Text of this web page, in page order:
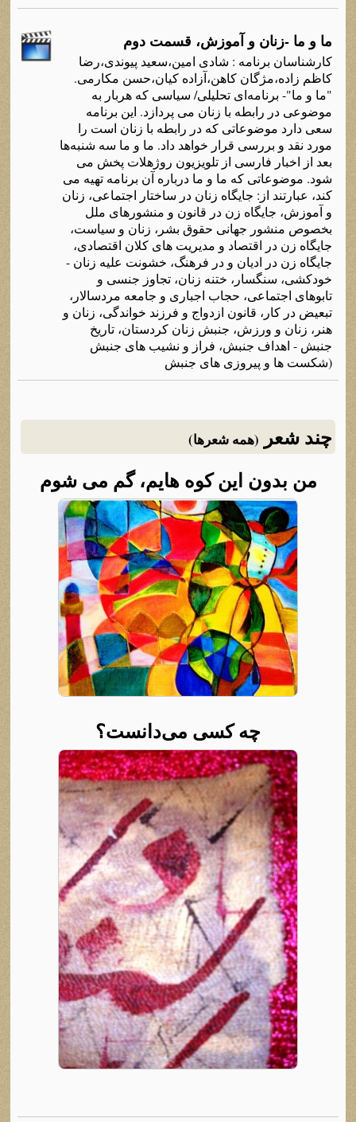
ما و ما -زنان و آموزش، قسمت دوم
کارشناسان برنامه‌ : شادی امین،سعید پیوندی،رضا
کاظم زاده‌،مژگان کاهن،آزاده‌ کیان،حسن مکارمی.
"ما و ما"- برنامه‌ای تحلیلی/ سیاسی که‌ هربار به‌
موضوعی در رابطه‌ با زنان می پردازد. این برنامه‌
سعی دارد موضوعاتی که‌ در رابطه‌ با زنان است را
مورد نقد و بررسی قرار خواهد داد. ما و ما سه‌ شنبه‌ها
بعد از اخبار فارسی از تلویزیون روژهلات پخش می
شود. موضوعاتی که‌ ما و ما درباره‌ آن برنامه‌ تهیه‌ می
کند، عبارتند از: جایگاه‌ زنان در ساختار اجتماعی، زنان
و آموزش، جایگاه‌ زن در قانون و منشورهای ملل
بخصوص منشور جهانی حقوق بشر، زنان و سیاست،
جایگاه‌ زن در اقتصاد و مدیریت های کلان اقتصادی،
جایگاه‌ زن در ادیان و در فرهنگ، خشونت علیه‌ زنان -
خودکشی، سنگسار، ختنه‌ زنان، تجاوز جنسی و
تابوهای اجتماعی، حجاب اجباری و جامعه‌ مردسالار،
تبعیض در کار، قانون ازدواج و فرزند خواندگی، زنان و
هنر، زنان و ورزش، جنبش زنان کردستان، تاریخ
جنبش - اهداف جنبش، فراز و نشیب های جنبش
(شکست ها و پیروزی های جنبش
چند شعر (همه شعرها)
من بدون این کوه هایم، گم می شوم
چه کسی می‌دانست؟